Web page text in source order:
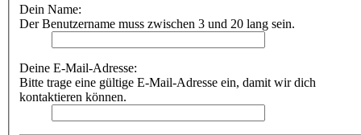
Dein Name:
Der Benutzername muss zwischen 3 und 20 lang sein.
Deine E-Mail-Adresse:
Bitte trage eine gültige E-Mail-Adresse ein, damit wir dich
kontaktieren können.